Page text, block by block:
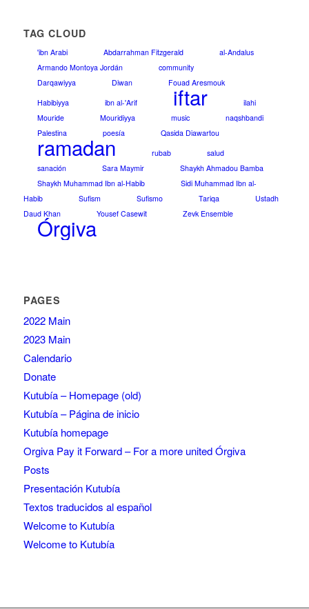
TAG CLOUD
'ibn Arabi Abdarrahman Fitzgerald
al-Andalus
Armando Montoya Jordán
community
Darqawiyya
Diwan
Fouad Aresmouk
Habibiyya
ibn al-'Arif iftar
ilahi
Mouride
Mouridiyya music
naqshbandi
Palestina
poesía Qasida Diawartou
ramadan rubab
salud
sanación
Sara Maymir
Shaykh Ahmadou Bamba
Shaykh Muhammad Ibn al-Habib
Sidi Muhammad Ibn al-
Habib
Sufism Sufismo Tariqa
Ustadh
Daud Khan
Yousef Casewit Zevk Ensemble
Órgiva
PAGES
2022 Main
2023 Main
Calendario
Donate
Kutubía – Homepage (old)
Kutubía – Página de inicio
Kutubía homepage
Orgiva Pay it Forward – For a more united Órgiva
Posts
Presentación Kutubía
Textos traducidos al español
Welcome to Kutubía
Welcome to Kutubía